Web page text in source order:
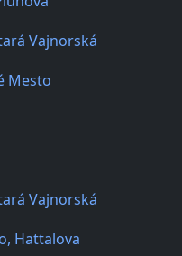
Vajnorská
Mesto
Vajnorská
Hattalova